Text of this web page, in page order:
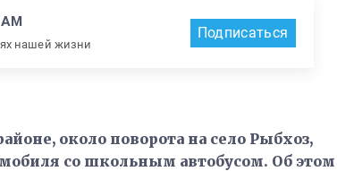
нашей жизни
Подписаться
около поворота на село Рыбхоз,
со школьным автобусом. Об этом